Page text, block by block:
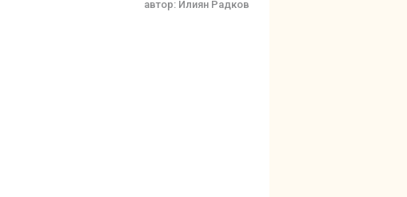
автор: Илиян Радков